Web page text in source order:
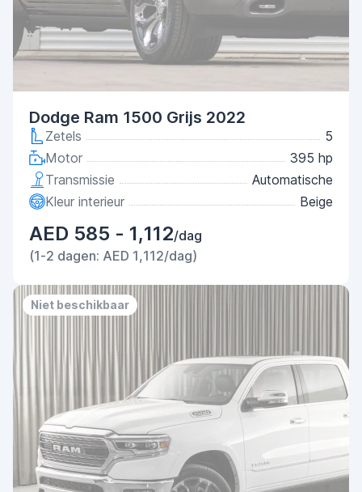
Dodge Ram 1500 Grijs 2022
Zetels
5
Motor
395 hp
Transmissie
Automatische
Kleur interieur
Beige
AED 585 - 1,112/dag
(1-2 dagen: AED 1,112/dag)
Niet beschikbaar